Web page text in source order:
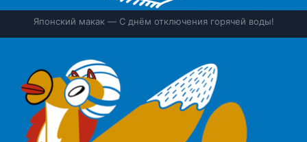
Японский макак — С днём отключения горячей воды!